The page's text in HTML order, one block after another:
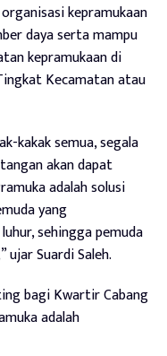
kepramukaan
daya serta mampu
kepramukaan di
Kecamatan atau
kakak semua, segala
akan dapat
adalah solusi
yang
sehingga pemuda
Suardi Saleh.
bagi Kwartir Cabang
adalah